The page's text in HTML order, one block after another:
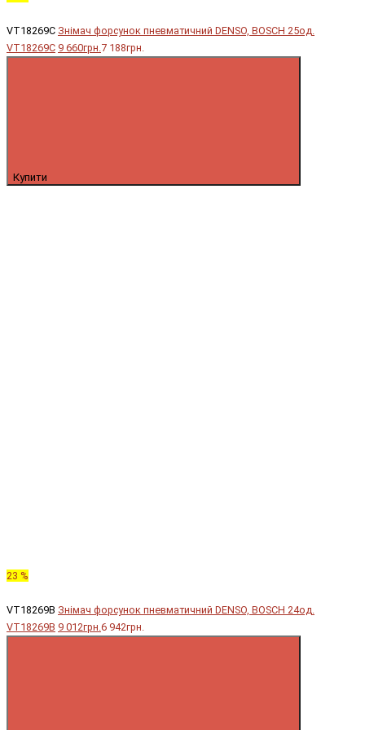
VT18269C Знімач форсунок пневматичний DENSO, BOSCH 25од.
VT18269C 9 660грн. 7 188грн.
Купити
23 %
VT18269B Знімач форсунок пневматичний DENSO, BOSCH 24од.
VT18269B 9 012грн. 6 942грн.